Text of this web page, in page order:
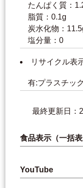
たんぱく質：
脂質：0.1g
炭水化物：
塩分量：0
リサイクル表
有:プラスチッ
最終更新日：
食品表示（一括表
YouTube